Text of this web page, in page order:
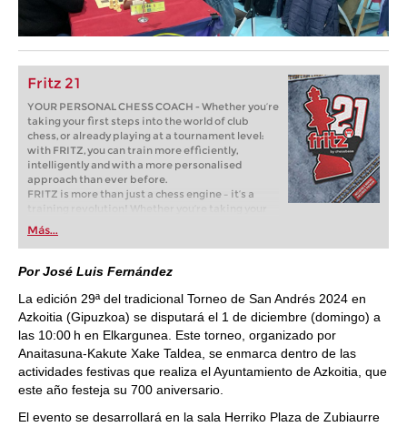
Fritz 21
YOUR PERSONAL CHESS COACH - Whether you’re
taking your first steps into the world of club
chess, or already playing at a tournament level:
with FRITZ, you can train more efficiently,
intelligently and with a more personalised
approach than ever before.
FRITZ is more than just a chess engine – it’s a
training revolution! Whether you’re taking your
first steps into the world of club chess, or already
playing at a tournament level: with FRITZ, you can
train more efficiently, intelligently and with a
more personalised approach than ever before.
Más...
Por José Luis Fernández
La edición 29ª del tradicional Torneo de San Andrés 2024 en
Azkoitia (Gipuzkoa) se disputará el 1 de diciembre (domingo) a
las 10:00 h en Elkargunea. Este torneo, organizado por
Anaitasuna-Kakute Xake Taldea, se enmarca dentro de las
actividades festivas que realiza el Ayuntamiento de Azkoitia, que
este año festeja su 700 aniversario.
El evento se desarrollará en la sala Herriko Plaza de Zubiaurre